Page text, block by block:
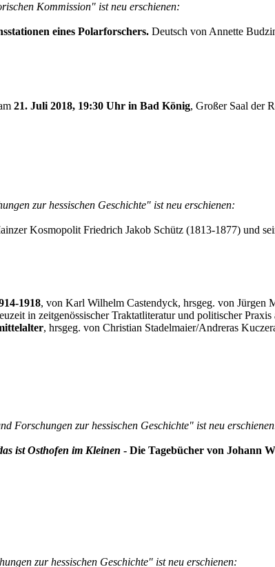
Kommission" ist neu erschienen:
eines Polarforschers. Deutsch von Annette
21. Juli 2018, 19:30 Uhr in Bad König, Großer Saal der
zur hessischen Geschichte" ist neu erschienen:
Kosmopolit Friedrich Jakob Schütz (1813-1877) und
1918, von Karl Wilhelm Castendyck, hrsgeg. von Jürgen
in zeitgenössischer Traktatliteratur und politischer
, hrsgeg. von Christian Stadelmaier/Andreras
Forschungen zur hessischen Geschichte" ist neu
ist Osthofen im Kleinen - Die Tagebücher von Johann
zur hessischen Geschichte" ist neu erschienen: